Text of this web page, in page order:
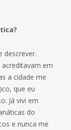
descrever.
em
a cidade me
que eu
Já vivi em
do
e nunca me